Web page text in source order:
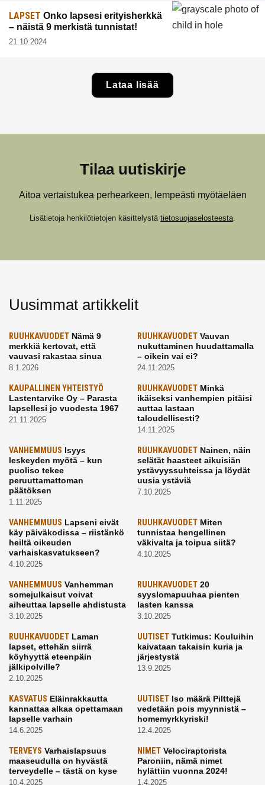
LAPSET Onko lapsesi erityisherkkä
– näistä 9 merkistä tunnistat!
21.10.2024
Lataa lisää
Tilaa uutiskirje
Aitoa vertaistukea perhearkeen, lempeästi myötäeläen
Lisätietoja henkilötietojen käsittelystä tietosuojaselosteesta
Uusimmat artikkelit
RUUHKAVUODET Nämä 9
merkkiä kertovat, että
vauvasi rakastaa sinua
8.1.2026
RUUHKAVUODETVauvan
nukuttaminen huudattamalla
– oikein vai ei?
24.11.2025
KAUPALLINEN YHTEISTYÖ
Lastentarvike Oy – Parasta
lapsellesi jo vuodesta 1967
21.11.2025
RUUHKAVUODETMinkä
ikäiseksi vanhempien pitäisi
auttaa lastaan
taloudellisesti?
14.11.2025
VANHEMMUUS Isyys
leskeyden myötä – kun
puoliso tekee
peruuttamattoman
päätöksen
1.11.2025
RUUHKAVUODETNainen, näin
selätät haasteet aikuisiän
ystävyyssuhteissa ja löydät
uusia ystäviä
7.10.2025
VANHEMMUUS Lapseni eivät
käy päiväkodissa – riistänkö
heiltä oikeuden
varhaiskasvatukseen?
4.10.2025
RUUHKAVUODETMiten
tunnistaa hengellinen
väkivalta ja toipua siitä?
4.10.2025
VANHEMMUUS Vanhemman
somejulkaisut voivat
aiheuttaa lapselle ahdistusta
3.10.2025
RUUHKAVUODET20
syyslomapuuhaa pienten
lasten kanssa
3.10.2025
RUUHKAVUODET Laman
lapset, ettehän siirrä
köyhyyttä eteenpäin
jälkipolville?
2.10.2025
UUTISETTutkimus: Kouluihin
kaivataan takaisin kuria ja
järjestystä
13.9.2025
KASVATUS Eläinrakkautta
kannattaa alkaa opettamaan
lapselle varhain
14.6.2025
UUTISETIso määrä Pilttejä
vedetään pois myynnistä –
homemyrkkyriski!
12.4.2025
TERVEYS Varhaislapsuus
maaseudulla on hyvästä
terveydelle – tästä on kyse
10.4.2025
NIMETVelociraptorista
Paroniin, nämä nimet
hylättiin vuonna 2024!
1.4.2025